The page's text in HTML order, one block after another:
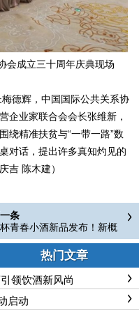
会成立三十周年庆典现场
德辉，中国国际公共关系协
企业家联合会会长张维新，
绕精准扶贫与“一带一路”数
对话，提出许多真知灼见的
吉 陈木建）
条
青春小酒新品发布！新概
酒引领饮酒新风尚
热门文章
领饮酒新风尚
启动